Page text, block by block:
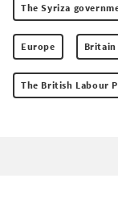
The Syriza
Europe Britain
The British Labour